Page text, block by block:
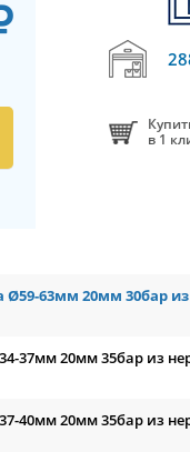
в 1
Ø59-63мм 20мм 30бар
37мм 20мм 35бар из
40мм 20мм 35бар из